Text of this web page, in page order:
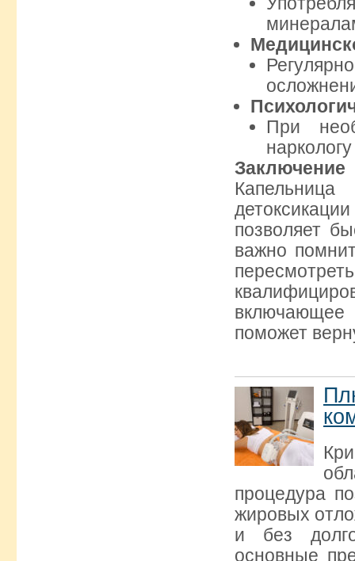
При
Заключение
позволяет
важно
включающее
поможет
процедура
жировых
и без
основные